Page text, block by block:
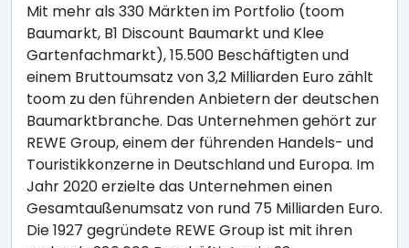
Mit mehr als 330 Märkten im Portfolio (toom
Baumarkt, B1 Discount Baumarkt und Klee
Gartenfachmarkt), 15.500 Beschäftigten und
einem Bruttoumsatz von 3,2 Milliarden Euro zählt
toom zu den führenden Anbietern der deutschen
Baumarktbranche. Das Unternehmen gehört zur
REWE Group, einem der führenden Handels- und
Touristikkonzerne in Deutschland und Europa. Im
Jahr 2020 erzielte das Unternehmen einen
Gesamtaußenumsatz von rund 75 Milliarden Euro.
Die 1927 gegründete REWE Group ist mit ihren